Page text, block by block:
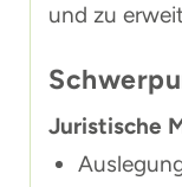
und zu
Juristische